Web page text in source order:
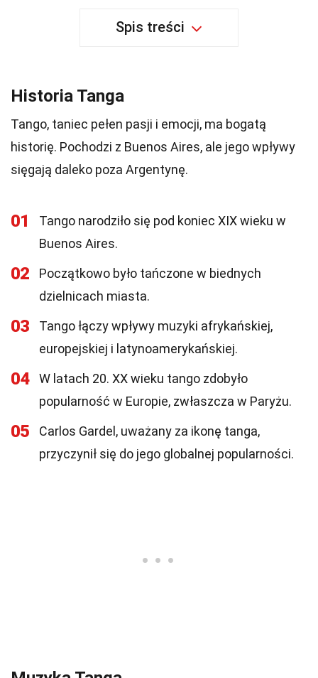
Spis treści
Historia Tanga
Tango, taniec pełen pasji i emocji, ma bogatą
historię. Pochodzi z Buenos Aires, ale jego wpływy
sięgają daleko poza Argentynę.
01
Tango narodziło się pod koniec XIX wieku w
Buenos Aires.
02
Początkowo było tańczone w biednych
dzielnicach miasta.
03
Tango łączy wpływy muzyki afrykańskiej,
europejskiej i latynoamerykańskiej.
04
W latach 20. XX wieku tango zdobyło
popularność w Europie, zwłaszcza w Paryżu.
05
Carlos Gardel, uważany za ikonę tanga,
przyczynił się do jego globalnej popularności.